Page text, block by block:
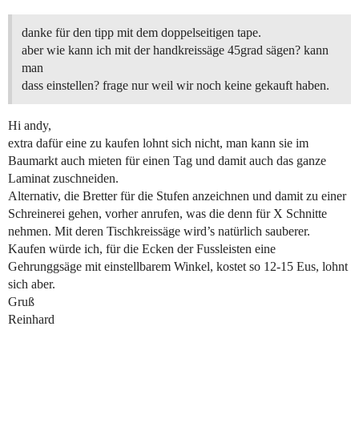
danke für den tipp mit dem doppelseitigen tape.
aber wie kann ich mit der handkreissäge 45grad sägen? kann
man
dass einstellen? frage nur weil wir noch keine gekauft haben.
Hi andy,
extra dafür eine zu kaufen lohnt sich nicht, man kann sie im
Baumarkt auch mieten für einen Tag und damit auch das ganze
Laminat zuschneiden.
Alternativ, die Bretter für die Stufen anzeichnen und damit zu einer
Schreinerei gehen, vorher anrufen, was die denn für X Schnitte
nehmen. Mit deren Tischkreissäge wird’s natürlich sauberer.
Kaufen würde ich, für die Ecken der Fussleisten eine
Gehrunggsäge mit einstellbarem Winkel, kostet so 12-15 Eus, lohnt
sich aber.
Gruß
Reinhard